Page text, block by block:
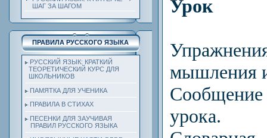
ШАГ ЗА ШАГОМ
ПРАВИЛА РУССКОГО ЯЗЫКА
РУССКИЙ ЯЗЫК: КРАТКИЙ
ТЕОРЕТИЧЕСКИЙ КУРС ДЛЯ
ШКОЛЬНИКОВ
ПАМЯТКА ДЛЯ УЧЕНИКА
ПРАВИЛА В СТИХАХ
ПЕСЕНКИ ДЛЯ ЗАУЧИВАЯ
ПРАВИЛ РУССКОГО ЯЗЫКА
Урок
мышления
урока.